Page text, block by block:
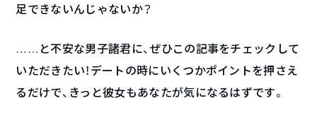
足できないんじゃないか？
……と不安な男子諸君に、ぜひこの記事をチェックして
いただきたい！デートの時にいくつかポイントを押さえ
るだけで、きっと彼女もあなたが気になるはずです。